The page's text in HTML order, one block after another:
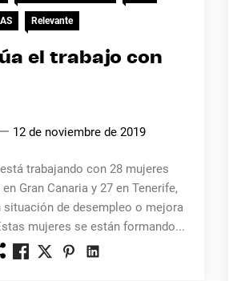
Relevante
el trabajo con
12 de noviembre de 2019
trabajando con 28 mujeres
Gran Canaria y 27 en Tenerife,
situación de desempleo o mejora
mujeres se están formando...